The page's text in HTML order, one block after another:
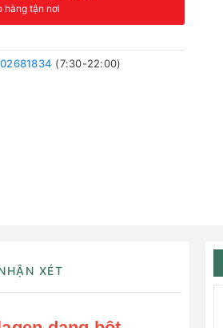
hàng tận nơi
(7:30-22:00)
XÉT